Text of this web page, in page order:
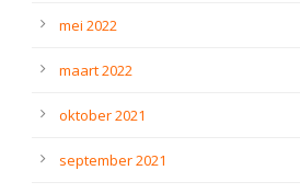
mei 2022
maart 2022
oktober 2021
september 2021